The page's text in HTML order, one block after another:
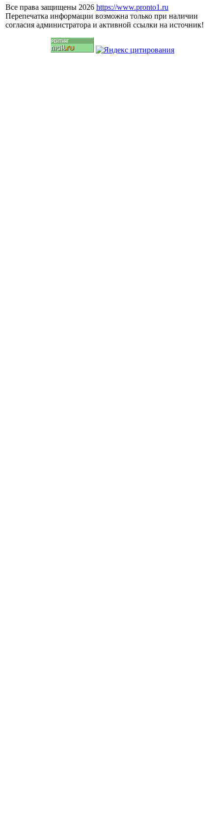
Все права защищены 2026 https://www.pronto1.ru
Перепечатка информации возможна только при наличии
согласия администратора и активной ссылки на источник!